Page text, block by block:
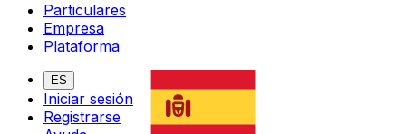
Particulares
Empresa
Plataforma
ES
Iniciar sesión
Registrarse